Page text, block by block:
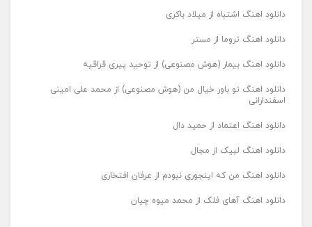
دانلود اهنگ اشتباه از میلاد باکری
دانلود اهنگ تروما از مستر
دانلود اهنگ بیمار (هوش مصنوعی) از توحید پیری قراقیه
دانلود اهنگ تو باور خیال من (هوش مصنوعی) از محمد علی امینی
اسفندارانی
دانلود اهنگ اعتماد از حمید دال
دانلود اهنگ لبیک از مجال
دانلود اهنگ من که اینجوری نبودم از عرفان افتخاری
دانلود اهنگ آهای فلک از محمد میوه چیان